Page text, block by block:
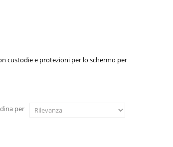
custodie e protezioni per lo schermo per
per